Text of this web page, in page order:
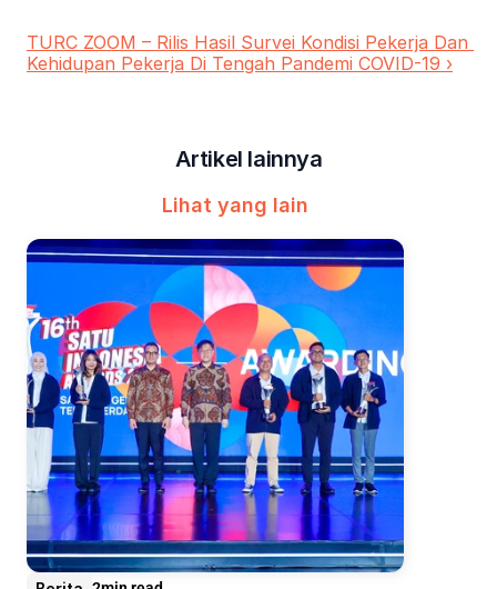
TURC ZOOM – Rilis Hasil Survei Kondisi Pekerja Dan
Kehidupan Pekerja Di Tengah Pandemi COVID-19 ›
Artikel lainnya
Lihat yang lain